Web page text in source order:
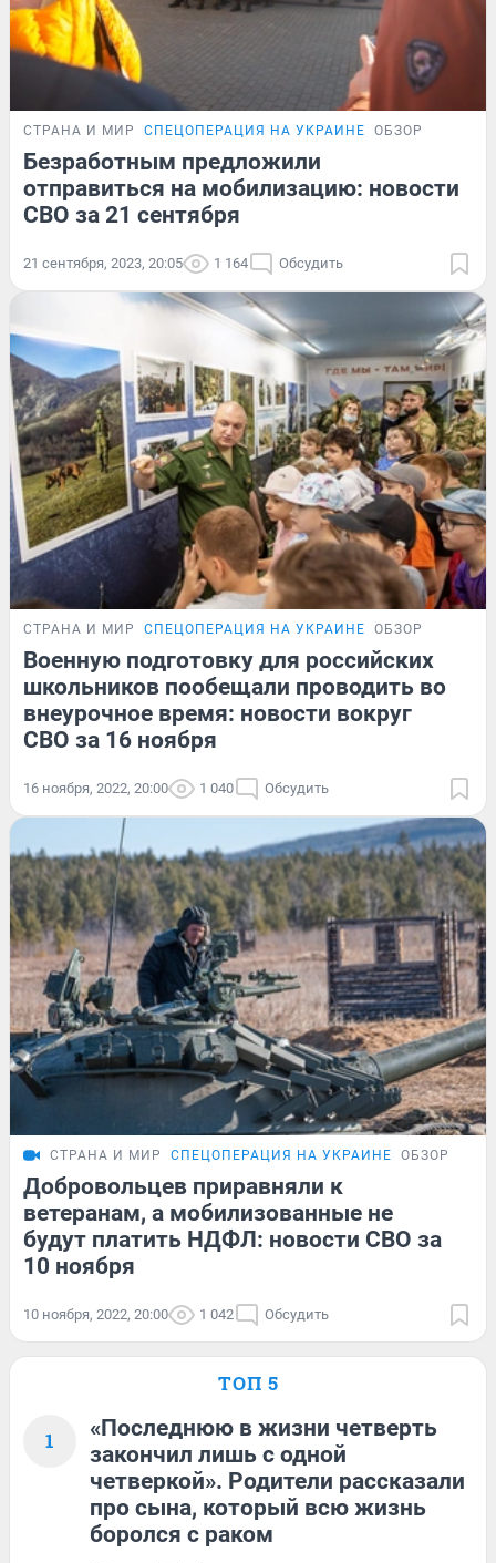
СТРАНА И МИР СПЕЦОПЕРАЦИЯ НА УКРАИНЕ ОБЗОР
Безработным предложили
отправиться на мобилизацию: новости
СВО за 21 сентября
21 сентября, 2023, 20:05 1 164 Обсудить
СТРАНА И МИР СПЕЦОПЕРАЦИЯ НА УКРАИНЕ ОБЗОР
Военную подготовку для российских
школьников пообещали проводить во
внеурочное время: новости вокруг
СВО за 16 ноября
16 ноября, 2022, 20:00 1 040 Обсудить
СТРАНА И МИР СПЕЦОПЕРАЦИЯ НА УКРАИНЕ ОБЗОР
Добровольцев приравняли к
ветеранам, а мобилизованные не
будут платить НДФЛ: новости СВО за
10 ноября
10 ноября, 2022, 20:00 1 042 Обсудить
ТОП 5
1
«Последнюю в жизни четверть
закончил лишь с одной
четверкой». Родители рассказали
про сына, который всю жизнь
боролся с раком